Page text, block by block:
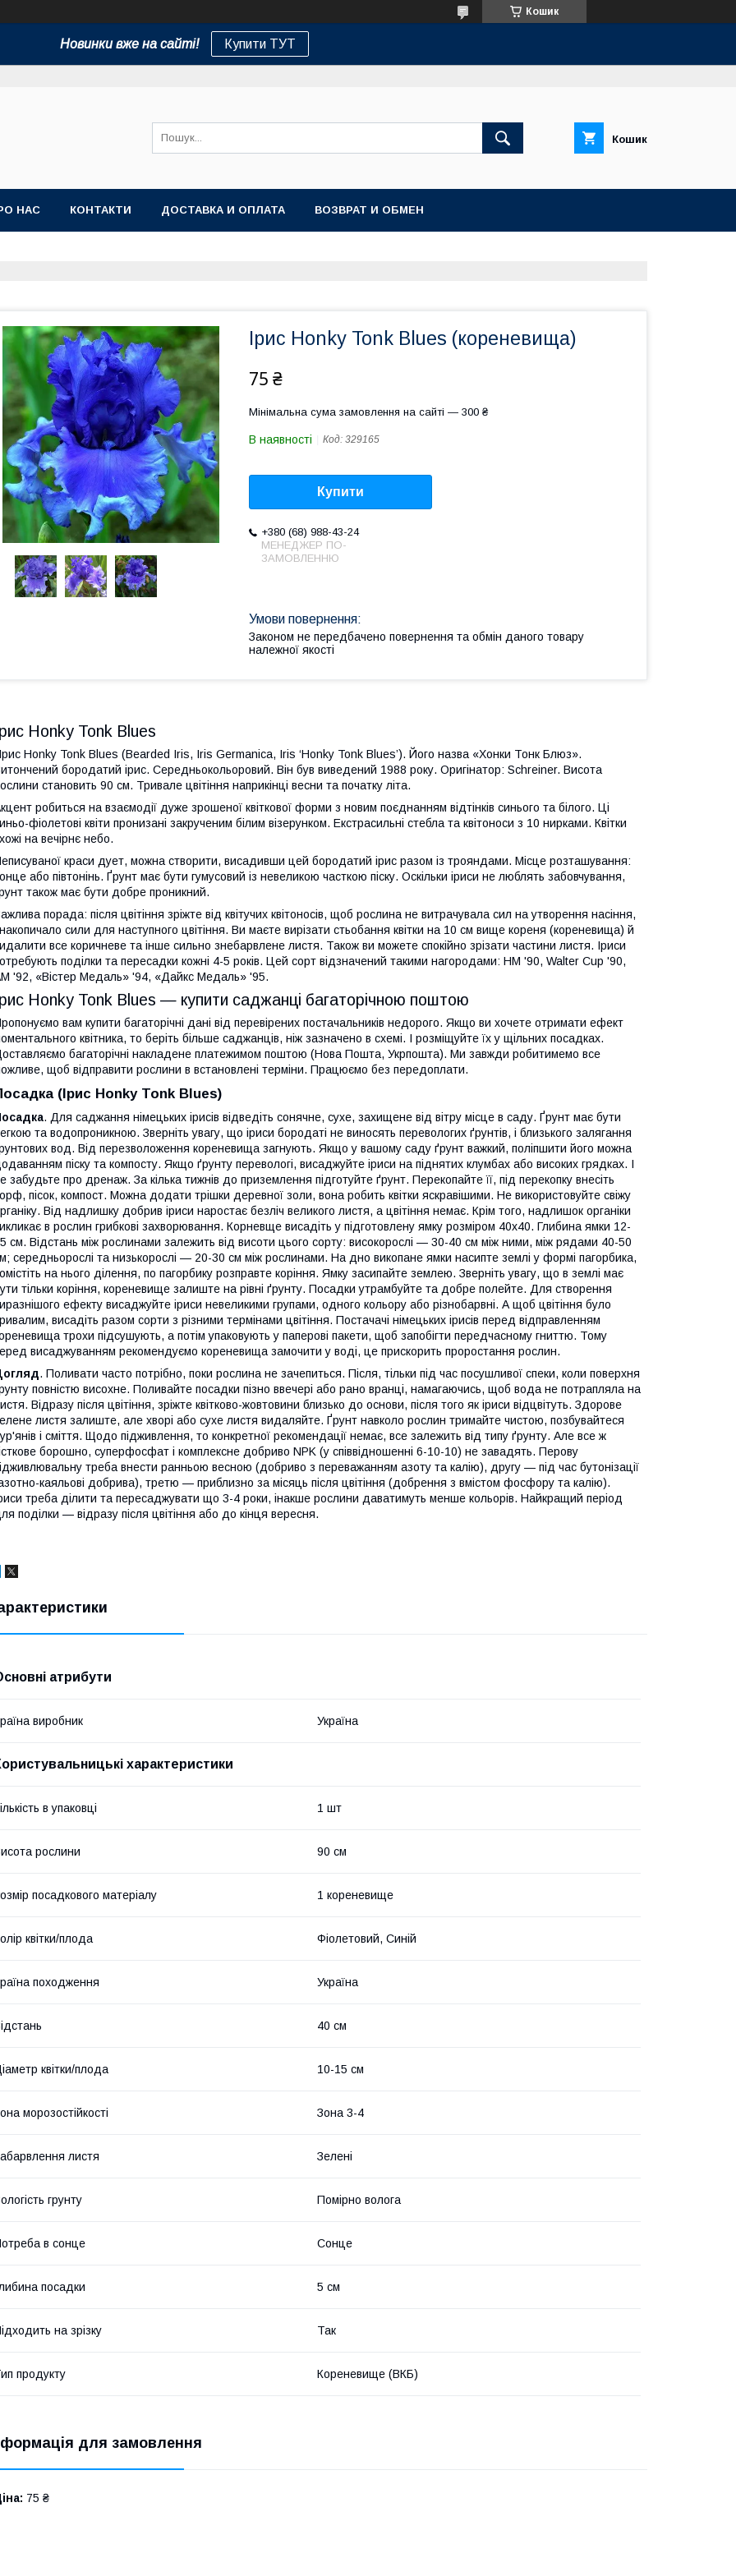
Кошик
Новинки вже на сайті! Купити ТУТ
Кошик
НАС КОНТАКТИ ДОСТАВКА И ОПЛАТА ВОЗВРАТ И ОБМЕН
Ірис Honky Tonk Blues (кореневища)
75 ₴
Мінімальна сума замовлення на сайті — 300 ₴
В наявності Код: 329165
Купити
+380 (68) 988-43-24
МЕНЕДЖЕР ПО-
ЗАМОВЛЕННЮ
Законом не передбачено повернення та обмін даного товару
належної якості
Honky Tonk Blues
Honky Tonk Blues (Bearded Iris, Iris Germanica, Iris ‘Honky Tonk Blues’). Його назва «Хонки Тонк Блюз».
бородатий ірис. Середньокольоровий. Він був виведений 1988 року. Оригінатор: Schreiner. Висота
становить 90 см. Тривале цвітіння наприкінці весни та початку літа.
робиться на взаємодії дуже зрошеної квіткової форми з новим поєднанням відтінків синього та білого. Ці
фіолетові квіти пронизані закрученим білим візерунком. Екстрасильні стебла та квітоноси з 10 нирками. Квітки
на вечірнє небо.
краси дует, можна створити, висадивши цей бородатий ірис разом із трояндами. Місце розташування:
або півтонінь. Ґрунт має бути гумусовий із невеликою часткою піску. Оскільки іриси не люблять забовчування,
також має бути добре проникний.
порада: після цвітіння зріжте від квітучих квітоносів, щоб рослина не витрачувала сил на утворення насіння,
накопичало сили для наступного цвітіння. Ви маєте вирізати стьобання квітки на 10 см вище кореня (кореневища) й
все коричневе та інше сильно знебарвлене листя. Також ви можете спокійно зрізати частини листя. Іриси
поділки та пересадки кожні 4-5 років. Цей сорт відзначений такими нагородами: HM '90, Walter Cup '90,
'92, «Вістер Медаль» '94, «Дайкс Медаль» '95.
Honky Tonk Blues — купити саджанці багаторічною поштою
вам купити багаторічні дані від перевірених постачальників недорого. Якщо ви хочете отримати ефект
квітника, то беріть більше саджанців, ніж зазначено в схемі. І розміщуйте їх у щільних посадках.
багаторічні накладене платежимом поштою (Нова Пошта, Укрпошта). Ми завжди робитимемо все
щоб відправити рослини в встановлені терміни. Працюємо без передоплати.
(Ірис Honky Tonk Blues)
. Для саджання німецьких ірисів відведіть сонячне, сухе, захищене від вітру місце в саду. Ґрунт має бути
та водопроникною. Зверніть увагу, що іриси бородаті не виносять перевологих ґрунтів, і близького залягання
вод. Від перезволоження кореневища загнують. Якщо у вашому саду ґрунт важкий, поліпшити його можна
піску та компосту. Якщо ґрунту перевологі, висаджуйте іриси на піднятих клумбах або високих грядках. І
забудьте про дренаж. За кілька тижнів до приземлення підготуйте ґрунт. Перекопайте її, під перекопку внесіть
пісок, компост. Можна додати трішки деревної золи, вона робить квітки яскравішими. Не використовуйте свіжу
Від надлишку добрив іриси наростає безліч великого листя, а цвітіння немає. Крім того, надлишок органіки
в рослин грибкові захворювання. Корневще висадіть у підготовлену ямку розміром 40х40. Глибина ямки 12-
см. Відстань між рослинами залежить від висоти цього сорту: високорослі — 30-40 см між ними, між рядами 40-50
середньорослі та низькорослі — 20-30 см між рослинами. На дно викопане ямки насипте землі у формі пагорбика,
на нього ділення, по пагорбику розправте коріння. Ямку засипайте землею. Зверніть увагу, що в землі має
тільки коріння, кореневище залиште на рівні ґрунту. Посадки утрамбуйте та добре полейте. Для створення
ефекту висаджуйте іриси невеликими групами, одного кольору або різнобарвні. А щоб цвітіння було
висадіть разом сорти з різними термінами цвітіння. Постачачі німецьких ірисів перед відправленням
трохи підсушують, а потім упаковують у паперові пакети, щоб запобігти передчасному гниттю. Тому
висаджуванням рекомендуємо кореневища замочити у воді, це прискорить проростання рослин.
. Поливати часто потрібно, поки рослина не зачепиться. Після, тільки під час посушливої спеки, коли поверхня
повністю висохне. Поливайте посадки пізно ввечері або рано вранці, намагаючись, щоб вода не потрапляла на
Відразу після цвітіння, зріжте квітково-жовтовини близько до основи, після того як іриси відцвітуть. Здорове
листя залиште, але хворі або сухе листя видаляйте. Ґрунт навколо рослин тримайте чистою, позбувайтеся
і сміття. Щодо підживлення, то конкретної рекомендації немає, все залежить від типу ґрунту. Але все ж
борошно, суперфосфат і комплексне добриво NPK (у співвідношенні 6-10-10) не завадять. Перову
треба внести ранньою весною (добриво з переважанням азоту та калію), другу — під час бутонізації
каяльові добрива), третю — приблизно за місяць після цвітіння (добрення з вмістом фосфору та калію).
треба ділити та пересаджувати що 3-4 роки, інакше рослини даватимуть менше кольорів. Найкращий період
поділки — відразу після цвітіння або до кінця вересня.
атрибути
виробник Україна
характеристики
в упаковці 1 шт
рослини 90 см
посадкового матеріалу 1 кореневище
квітки/плода Фіолетовий, Синій
походження Україна
40 см
квітки/плода 10-15 см
морозостійкості Зона 3-4
листя Зелені
грунту Помірно волога
в сонце Сонце
посадки 5 см
на зрізку Так
продукту Кореневище (ВКБ)
для замовлення
75 ₴